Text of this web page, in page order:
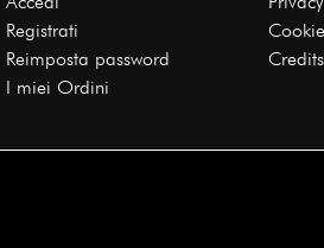
Registrati
Reimposta password
I miei Ordini
Cookie
Credits